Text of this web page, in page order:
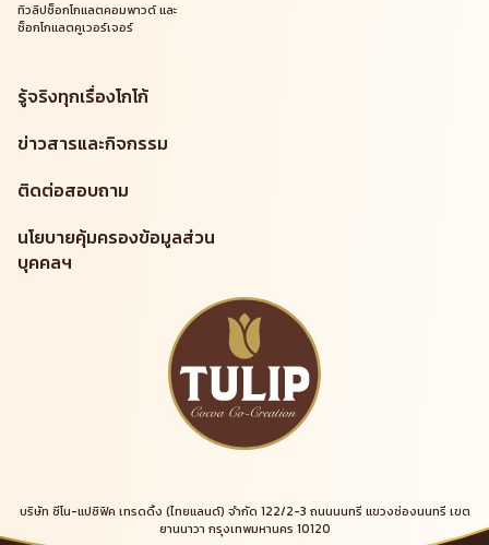
ทิวลิปช็อกโกแลตคอมพาวด์ และ
ช็อกโกแลตคูเวอร์เจอร์
รู้จริงทุกเรื่องโกโก้
ข่าวสารและกิจกรรม
ติดต่อสอบถาม
นโยบายคุ้มครองข้อมูลส่วน
บุคคลฯ
บริษัท ซีโน-แปซิฟิค เทรดดิ้ง (ไทยแลนด์) จำกัด 122/2-3 ถนนนนทรี แขวงช่องนนทรี เขต
ยานนาวา กรุงเทพมหานคร 10120